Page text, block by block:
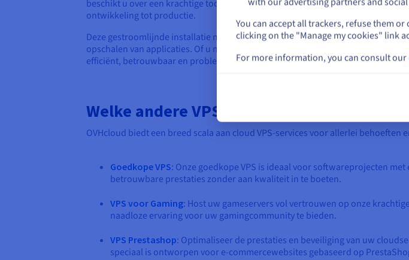
beschikt u over een krachtige tool om de implementatie van applicaties te
ontwikkeling tot productie.
Deze gestroomlijnde installatie maakt Docker tot een essentieel onderdeel
opschalen van applicaties. Of u nu één container implementeert of er
efficiënt, betrouwbaar en probleemloos blijft.
Welke andere VPS-oplossingen biedt
OVHcloud biedt een breed scala aan cloud VPS-services voor allerlei behoeften
Goedkope VPS: Onze goedkope VPS is ideaal voor softwareprojecten
betrouwbare prestaties zonder aan kwaliteit in te boeten.
VPS voor Gaming: Host uw gameservers vol vertrouwen op onze
naadloze ervaring voor uw gamingcommunity te bieden.
VPS Prestashop: Optimaliseer de prestaties en beveiliging van uw
speciaal is ontworpen voor e-commercewebsites gebaseerd op
Selecteer een andere website
You can accept all trackers, refuse them
clicking on the "Manage my cookies" link
For more information, you can consult our